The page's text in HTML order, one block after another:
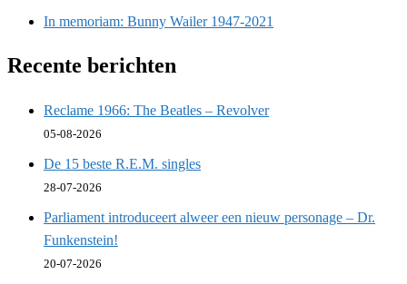
In memoriam: Bunny Wailer 1947-2021
Recente berichten
Reclame 1966: The Beatles – Revolver
05-08-2026
De 15 beste R.E.M. singles
28-07-2026
Parliament introduceert alweer een nieuw personage – Dr.
Funkenstein!
20-07-2026